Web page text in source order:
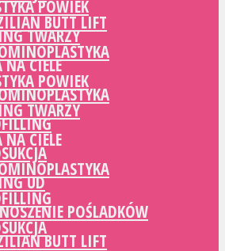
POWIEK
TWARZY
NA CIELE
UD
POŚLADKÓW
BUTT LIFT
BUTT LIFT
POWIEK
TWARZY
NA CIELE